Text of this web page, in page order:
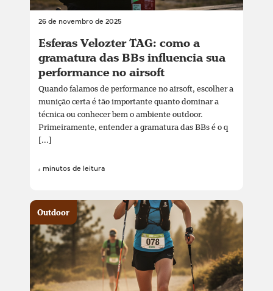
26 de novembro de 2025
Esferas Velozter TAG: como a
gramatura das BBs influencia sua
performance no airsoft
Quando falamos de performance no airsoft, escolher a
munição certa é tão importante quanto dominar a
técnica ou conhecer bem o ambiente outdoor.
Primeiramente, entender a gramatura das BBs é o q
[...]
4 minutos de leitura
Outdoor